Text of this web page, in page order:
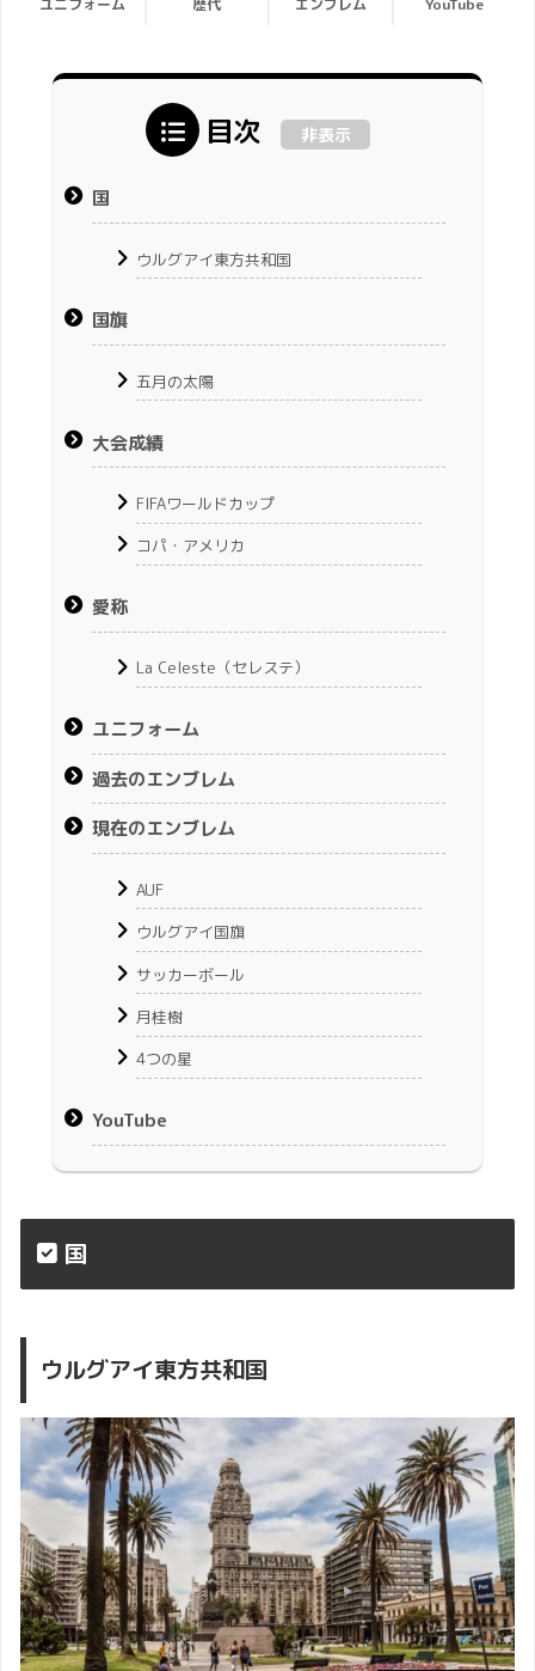
ユニフォーム 歴代 エンブレム YouTube
目次 非表示
国
ウルグアイ東方共和国
国旗
五月の太陽
大会成績
FIFAワールドカップ
コパ・アメリカ
愛称
La Celeste（セレステ）
ユニフォーム
過去のエンブレム
現在のエンブレム
AUF
ウルグアイ国旗
サッカーボール
月桂樹
4つの星
YouTube
国
ウルグアイ東方共和国